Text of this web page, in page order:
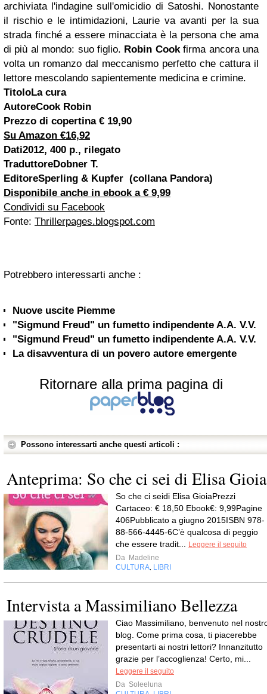
archiviata l'indagine sull'omicidio di Satoshi. Nonostante
il rischio e le intimidazioni, Laurie va avanti per la sua
strada finché a essere minacciata è la persona che ama
di più al mondo: suo figlio. Robin Cookfirma ancora una
volta un romanzo dal meccanismo perfetto che cattura il
lettore mescolando sapientemente medicina e crimine.
TitoloLa cura
AutoreCook Robin
Prezzo di copertina € 19,90
Su Amazon €16,92
Dati2012, 400 p., rilegato
TraduttoreDobner T.
EditoreSperling & Kupfer (collana Pandora)
Disponibile anche in ebook a € 9,99
Condividi su Facebook
Fonte: Thrillerpages.blogspot.com
Potrebbero interessarti anche :
Nuove uscite Piemme
"Sigmund Freud" un fumetto indipendente A.A. V.V.
"Sigmund Freud" un fumetto indipendente A.A. V.V.
La disavventura di un povero autore emergente
Ritornare alla prima pagina di
Possono interessarti anche questi articoli :
Anteprima: So che ci sei di Elisa Gioia
So che ci seidi Elisa GioiaPrezzi
Cartaceo: € 18,50 Ebook€: 9,99Pagine
406Pubblicato a giugno 2015ISBN 978-
88-566-4445-6C’è qualcosa di peggio
che essere tradit...
Leggere il seguito
Da Madeline
CULTURA LIBRI
Intervista a Massimiliano Bellezza
Ciao Massimiliano, benvenuto nel
blog. Come prima cosa, ti piacerebbe
presentarti ai nostri lettori? Innanzitutto
grazie per l’accoglienza! Certo, mi...
Leggere il seguito
Da Soleeluna